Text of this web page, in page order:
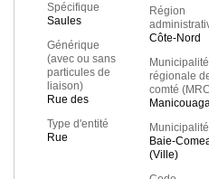
Spécifique
Saules
Générique
(avec ou sans
particules de
liaison)
Rue des
Type d'entité
Rue
Région
Côte-Nord
Municipalité
régionale
comté
Municipalité
Baie-
(Ville)